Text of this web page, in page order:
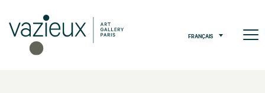
FRANÇAIS